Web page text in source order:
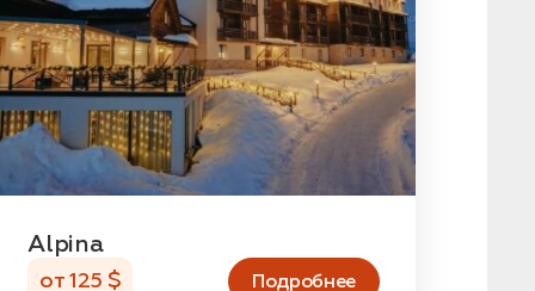
Alpina
от 125 $ Подробнее